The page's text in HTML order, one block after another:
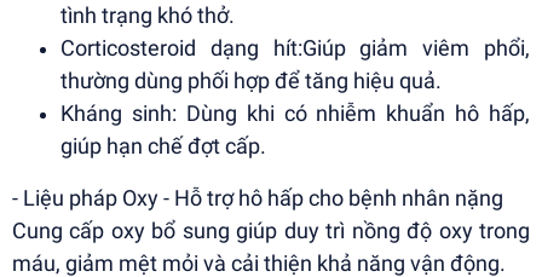
tình trạng khó thở.
Corticosteroid dạng hít:Giúp giảm viêm phổi,
thường dùng phối hợp để tăng hiệu quả.
Kháng sinh: Dùng khi có nhiễm khuẩn hô hấp,
giúp hạn chế đợt cấp.
- Liệu pháp Oxy - Hỗ trợ hô hấp cho bệnh nhân nặng
Cung cấp oxy bổ sung giúp duy trì nồng độ oxy trong
máu, giảm mệt mỏi và cải thiện khả năng vận động.